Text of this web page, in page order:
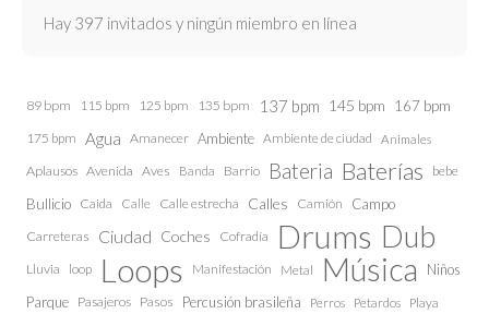
Hay 397 invitados y ningún miembro en línea
89 bpm 115 bpm 125 bpm 135 bpm 137 bpm 145 bpm 167 bpm
175 bpm Agua Amanecer Ambiente Ambiente de ciudad Animales
Aplausos Avenida Aves Banda Barrio Bateria Baterías bebe
Bullicio Caida Calle Calle estrecha Calles Camión Campo
Carreteras Ciudad Coches Cofradía Drums Dub
Lluvia loop Loops Manifestación Metal Música
Niños
Parque Pasajeros Pasos Percusión brasileña Perros Petardos Playa